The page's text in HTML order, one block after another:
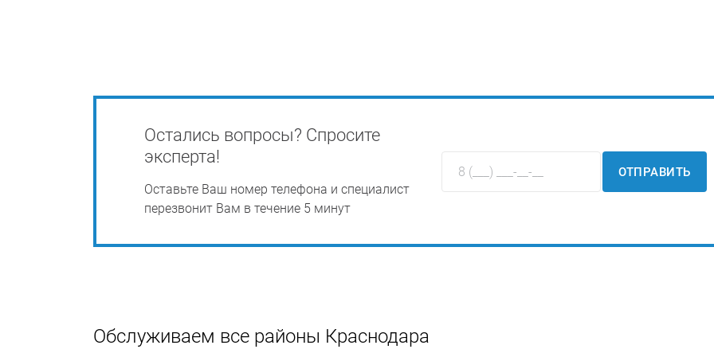
Остались вопросы? Спросите
эксперта!
Оставьте Ваш номер телефона и специалист
перезвонит Вам в течение 5 минут
ОТПРАВИТЬ
Обслуживаем все районы Краснодара